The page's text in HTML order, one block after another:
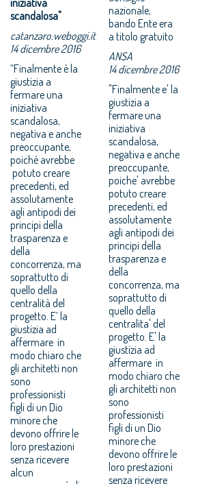
scandalosa"
catanzaro.weboggi.it
14 dicembre 2016
“Finalmente è la
giustizia a
fermare una
iniziativa
scandalosa,
negativa e anche
preoccupante,
poiché avrebbe
potuto creare
precedenti, ed
assolutamente
agli antipodi dei
principi della
trasparenza e
della
concorrenza, ma
soprattutto di
quello della
centralità del
progetto. E’ la
giustizia ad
affermare in
modo chiaro che
gli architetti non
sono
professionisti
figli di un Dio
minore che
devono offrire le
loro prestazioni
senza ricevere
alcun
nazionale,
bando Ente era
a titolo gratuito
ANSA
14 dicembre 2016
"Finalmente e' la
giustizia a
fermare una
iniziativa
scandalosa,
negativa e anche
preoccupante,
poiche' avrebbe
potuto creare
precedenti, ed
assolutamente
agli antipodi dei
principi della
trasparenza e
della
concorrenza, ma
soprattutto di
quello della
centralita' del
progetto. E' la
giustizia ad
affermare in
modo chiaro che
gli architetti non
sono
professionisti
figli di un Dio
minore che
devono offrire le
loro prestazioni
senza ricevere